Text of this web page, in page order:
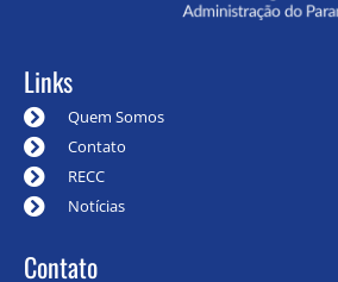
Links
Quem Somos
Contato
RECC
Notícias
Contato